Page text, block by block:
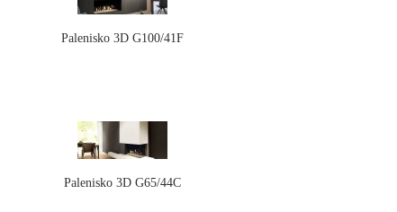
Palenisko 3D G100/41F
Palenisko 3D G65/44C